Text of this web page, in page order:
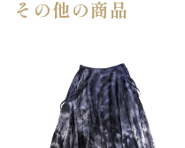
その他の商品